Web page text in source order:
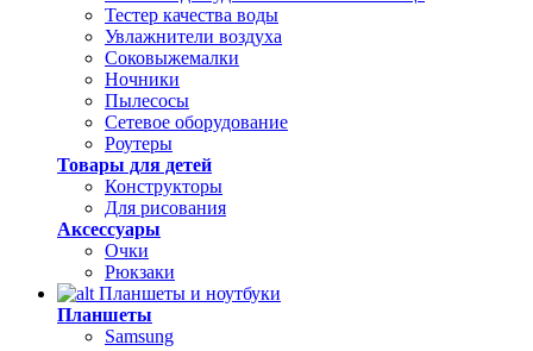
Тестер качества воды
Увлажнители воздуха
Соковыжемалки
Ночники
Пылесосы
Сетевое оборудование
Роутеры
Товары для детей
Конструкторы
Для рисования
Аксессуары
Очки
Рюкзаки
Планшеты и ноутбуки
Планшеты
Samsung